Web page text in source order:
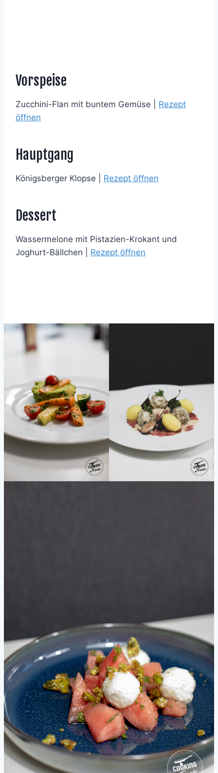
Vorspeise
Zucchini-Flan mit buntem Gemüse | Rezept
öffnen
Hauptgang
Königsberger Klopse | Rezept öffnen
Dessert
Wassermelone mit Pistazien-Krokant und
Joghurt-Bällchen | Rezept öffnen